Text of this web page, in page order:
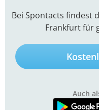
Bei Spontacts findest
Frankfurt für
Auch